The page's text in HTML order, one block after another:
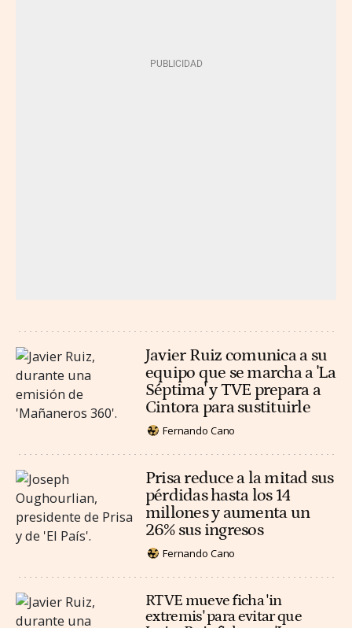
Javier Ruiz comunica a su
equipo que se marcha a 'La
Séptima' y TVE prepara a
Cintora para sustituirle
Fernando Cano
Prisa reduce a la mitad sus
pérdidas hasta los 14
millones y aumenta un
26% sus ingresos
Fernando Cano
RTVE mueve ficha 'in
extremis' para evitar que